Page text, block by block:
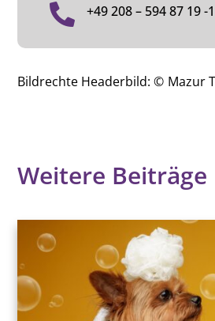
 +49 208 – 594 87 19 -
Bildrechte Headerbild: © Mazur
Weitere Beiträge